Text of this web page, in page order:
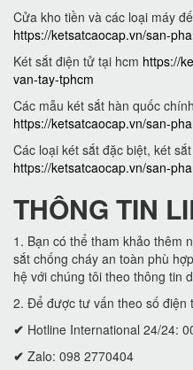
Cửa kho tiền và các loại máy
https://ketsatcaocap.vn/san-
Két sắt điện tử tại hcm https://
van-tay-tphcm
Các mẫu két sắt hàn quốc
https://ketsatcaocap.vn/san-
Các loại két sắt đặc biệt, két
https://ketsatcaocap.vn/san-
THÔNG TIN
1. Bạn có thể tham khảo thêm
sắt chống cháy an toàn phù
hệ với chúng tôi theo thông tin
2. Để được tư vấn theo số điện
✔ Hotline International 24/24:
✔ Zalo: 098 2770404